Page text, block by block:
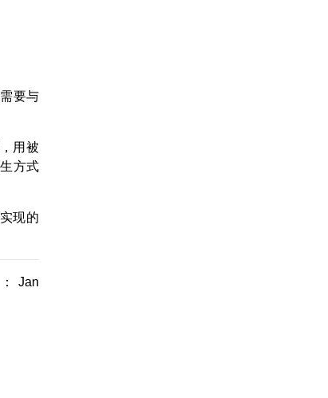
要与
用被
方式
现的
Jan